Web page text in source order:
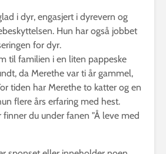
i dyr, engasjert i dyrevern og
Hun har også jobbet
for dyr.
til familien i en liten pappeske
da Merethe var ti år gammel,
tiden har Merethe to katter og en
flere års erfaring med hest.
finner du under fanen "Å leve med